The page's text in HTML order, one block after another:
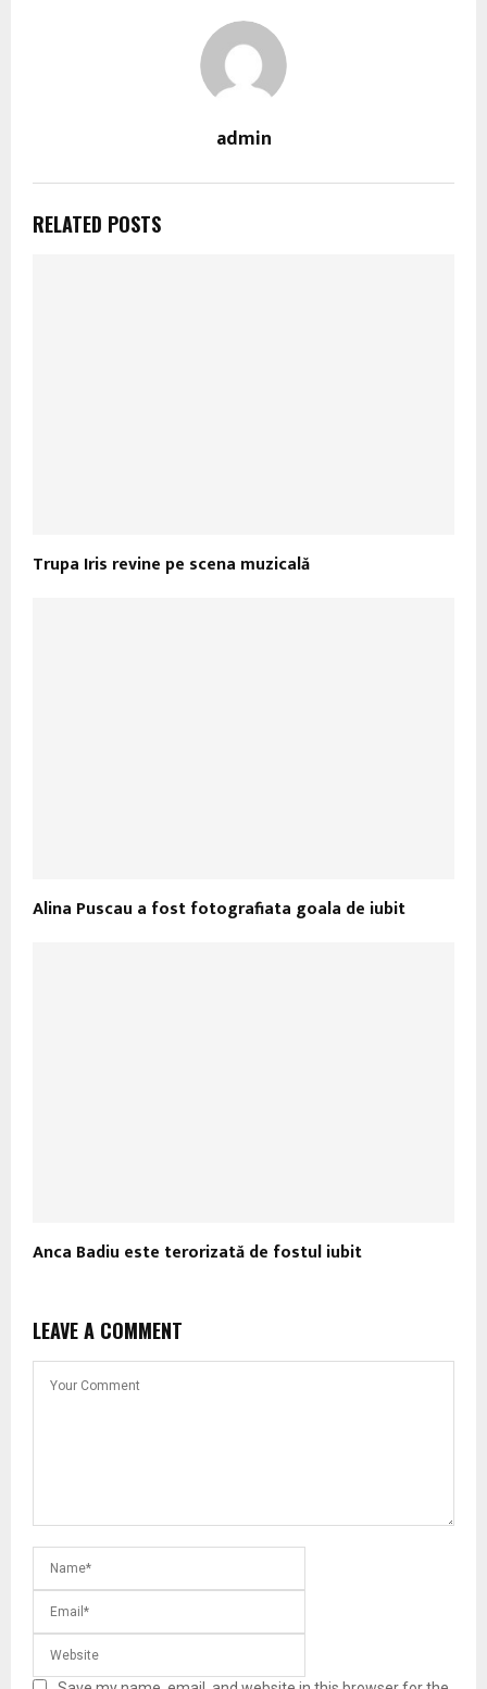
admin
RELATED POSTS
Trupa Iris revine pe scena muzicală
Alina Puscau a fost fotografiata goala de iubit
Anca Badiu este terorizată de fostul iubit
LEAVE A COMMENT